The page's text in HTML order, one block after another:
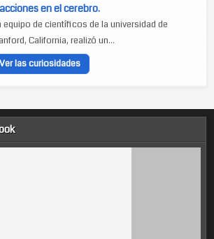
en el cerebro.
equipo de científicos de la universidad de
California, realizó un...
Ver las curiosidades